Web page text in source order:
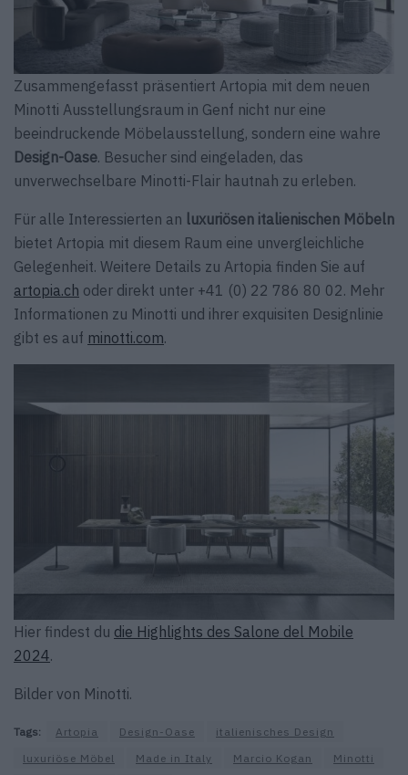
Zusammengefasst präsentiert Artopia mit dem neuen
Minotti Ausstellungsraum in Genf nicht nur eine
beeindruckende Möbelausstellung, sondern eine wahre
Design-Oase. Besucher sind eingeladen, das
unverwechselbare Minotti-Flair hautnah zu erleben.
Für alle Interessierten an luxuriösen italienischen Möbeln
bietet Artopia mit diesem Raum eine unvergleichliche
Gelegenheit. Weitere Details zu Artopia finden Sie auf
artopia.ch oder direkt unter +41 (0) 22 786 80 02. Mehr
Informationen zu Minotti und ihrer exquisiten Designlinie
gibt es auf minotti.com.
Hier findest du die Highlights des Salone del Mobile
2024.
Bilder von Minotti.
Tags: Artopia Design-Oase
italienisches Design
luxuriöse Möbel
Made in Italy Marcio Kogan Minotti